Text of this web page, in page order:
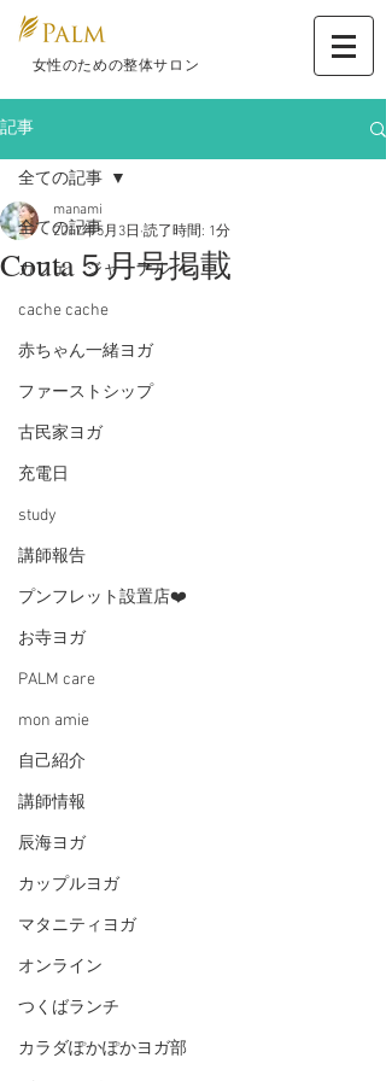
​ 女性のための整体サロン
記事
全ての記事
カフェ ジャーナル
cache cache
赤ちゃん一緒ヨガ
ファーストシップ
古民家ヨガ
充電日
study
講師報告
プンフレット設置店❤️
お寺ヨガ
PALM care
mon amie
自己紹介
講師情報
辰海ヨガ
カップルヨガ
マタニティヨガ
オンライン
つくばランチ
カラダぽかぽかヨガ部
全ての記事
Couta５月号掲載
manami
2017年5月3日 読了時間: 1分